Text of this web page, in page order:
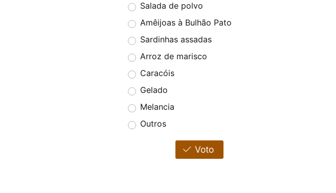
Salada de polvo
Amêijoas à Bulhão Pato
Sardinhas assadas
Arroz de marisco
Caracóis
Gelado
Melancia
Outros
Voto